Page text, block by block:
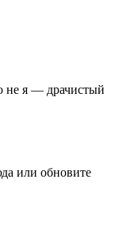
не я — драчистый
или обновите